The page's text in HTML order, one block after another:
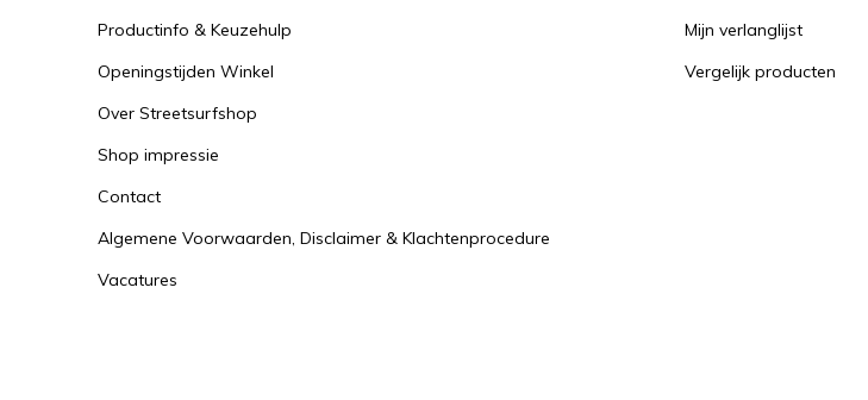
Productinfo & Keuzehulp
Openingstijden Winkel
Over Streetsurfshop
Shop impressie
Contact
Algemene Voorwaarden, Disclaimer & Klachtenprocedure
Vacatures
Mijn verlanglijst
Vergelijk producten